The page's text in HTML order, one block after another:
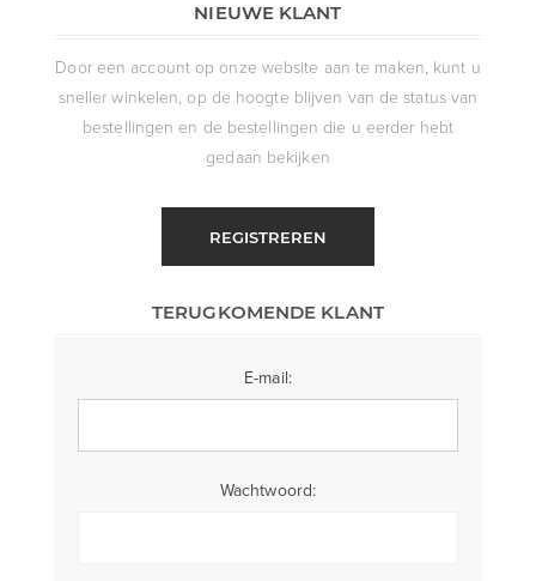
NIEUWE KLANT
Door een account op onze website aan te maken, kunt u
sneller winkelen, op de hoogte blijven van de status van
bestellingen en de bestellingen die u eerder hebt
gedaan bekijken
REGISTREREN
TERUGKOMENDE KLANT
E-mail:
Wachtwoord: